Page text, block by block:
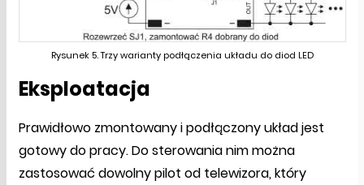
Rysunek 5. Trzy warianty podłączenia układu do diod LED
Eksploatacja
Prawidłowo zmontowany i podłączony układ jest
gotowy do pracy. Do sterowania nim można
zastosować dowolny pilot od telewizora, który